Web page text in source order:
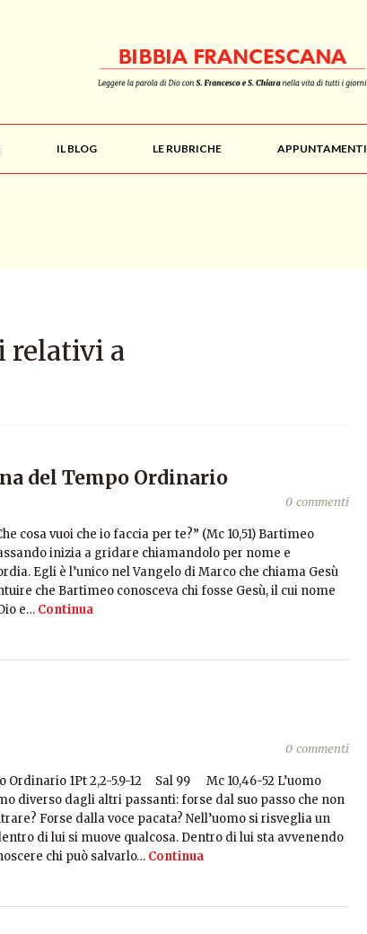
IL BLOG LE RUBRICHE APPUNTAMENTI
relativi a
del Tempo Ordinario
0 commenti
cosa vuoi che io faccia per te?” (Mc 10,51) Bartimeo
inizia a gridare chiamandolo per nome e
Egli è l’unico nel Vangelo di Marco che chiama Gesù
che Bartimeo conosceva chi fosse Gesù, il cui nome
e… Continua
0 commenti
Ordinario 1Pt 2,2-5.9-12 Sal 99 Mc 10,46-52 L’uomo
diverso dagli altri passanti: forse dal suo passo che non
Forse dalla voce pacata? Nell’uomo si risveglia un
di lui si muove qualcosa. Dentro di lui sta avvenendo
chi può salvarlo… Continua